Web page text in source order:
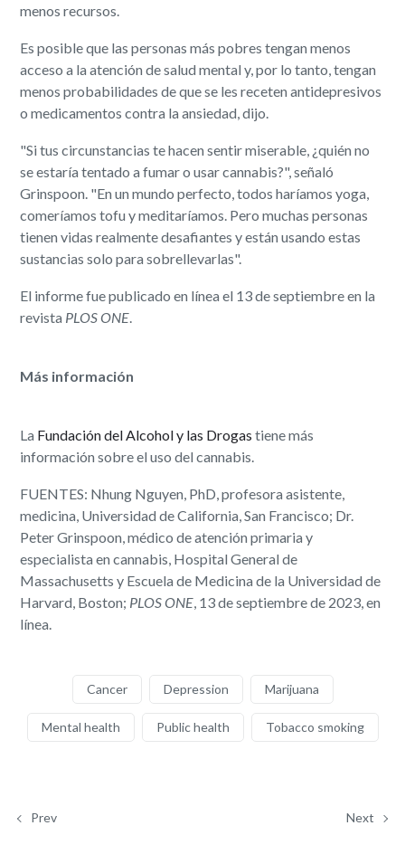
menos recursos.
Es posible que las personas más pobres tengan menos
acceso a la atención de salud mental y, por lo tanto, tengan
menos probabilidades de que se les receten antidepresivos
o medicamentos contra la ansiedad, dijo.
"Si tus circunstancias te hacen sentir miserable, ¿quién no
se estaría tentado a fumar o usar cannabis?", señaló
Grinspoon. "En un mundo perfecto, todos haríamos yoga,
comeríamos tofu y meditaríamos. Pero muchas personas
tienen vidas realmente desafiantes y están usando estas
sustancias solo para sobrellevarlas".
El informe fue publicado en línea el 13 de septiembre en la
revista PLOS ONE
Más información
La Fundación del Alcohol y las Drogas tiene más
información sobre el uso del cannabis.
FUENTES: Nhung Nguyen, PhD, profesora asistente,
medicina, Universidad de California, San Francisco; Dr.
Peter Grinspoon, médico de atención primaria y
especialista en cannabis, Hospital General de
Massachusetts y Escuela de Medicina de la Universidad de
Harvard, Boston; PLOS ONE , 13 de septiembre de 2023, en
línea.
Cancer Depression Marijuana
Mental health Public health Tobacco smoking
Prev Next